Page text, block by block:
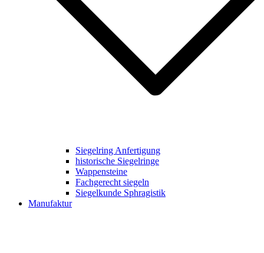
Siegelring Anfertigung
historische Siegelringe
Wappensteine
Fachgerecht siegeln
Siegelkunde Sphragistik
Manufaktur